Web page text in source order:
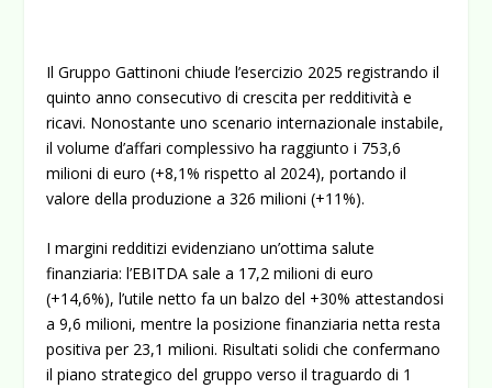
Il Gruppo Gattinoni chiude l’esercizio 2025 registrando il
quinto anno consecutivo di crescita per redditività e
ricavi. Nonostante uno scenario internazionale instabile,
il volume d’affari complessivo ha raggiunto i 753,6
milioni di euro (+8,1% rispetto al 2024), portando il
valore della produzione a 326 milioni (+11%).
I margini redditizi evidenziano un’ottima salute
finanziaria: l’EBITDA sale a 17,2 milioni di euro
(+14,6%), l’utile netto fa un balzo del +30% attestandosi
a9,6 milioni, mentre la posizione finanziaria netta resta
positiva per 23,1 milioni. Risultati solidi che confermano
il piano strategico del gruppo verso il traguardo di 1